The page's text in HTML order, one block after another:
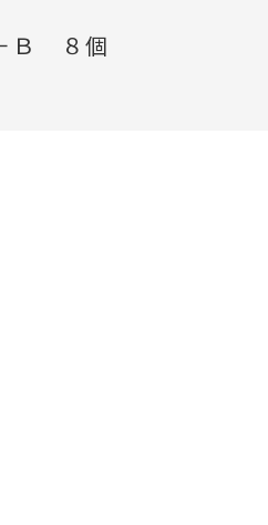
Ｂ ８個